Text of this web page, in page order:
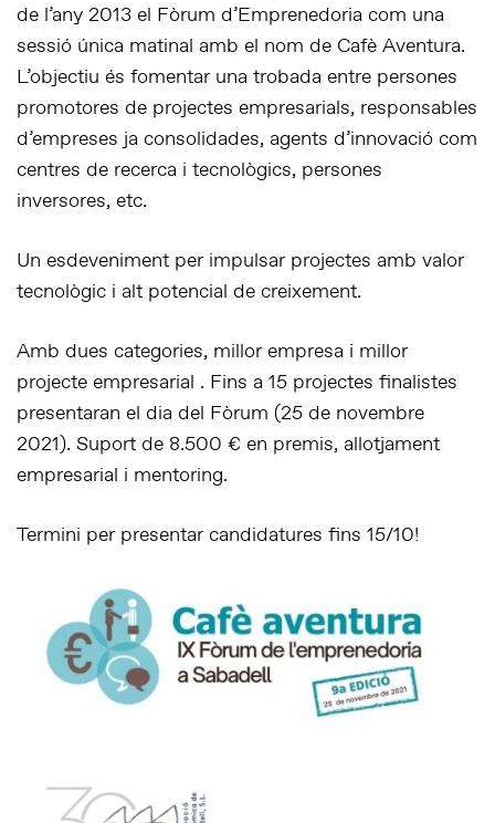
de l’any 2013 el Fòrum d’Emprenedoria com una
sessió única matinal amb el nom de Cafè Aventura.
L’objectiu és fomentar una trobada entre persones
promotores de projectes empresarials, responsables
d’empreses ja consolidades, agents d’innovació com
centres de recerca i tecnològics, persones
inversores, etc.
Un esdeveniment per impulsar projectes amb valor
tecnològic i alt potencial de creixement.
Amb dues categories, millor empresa i millor
projecte empresarial . Fins a 15 projectes finalistes
presentaran el dia del Fòrum (25 de novembre
2021). Suport de 8.500 € en premis, allotjament
empresarial i mentoring.
Termini per presentar candidatures fins 15/10!